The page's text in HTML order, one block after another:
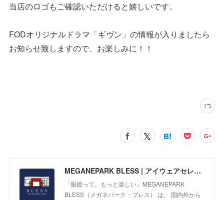
当店のロゴもご確認いただけると嬉しいです。
FODオリジナルドラマ「ギヴン」の情報が入りましたら
お知らせ致しますので、お楽しみに！！
MEGANEPARK BLESS | アイウェアセレクトショップ
「眼鏡って、もっと楽しい」MEGANEPARK
BLESS（メガネパーク・ブレス） は、 国内外から